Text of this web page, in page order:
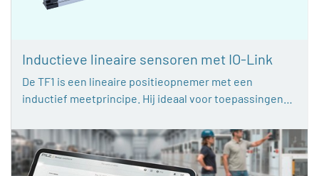
Inductieve lineaire sensoren met IO-Link
De TF1 is een lineaire positieopnemer met een
inductief meetprincipe. Hij ideaal voor toepassingen…